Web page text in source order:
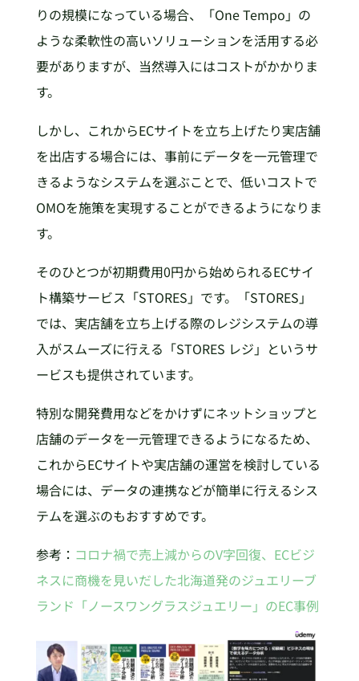
りの規模になっている場合、「One Tempo」の
ような柔軟性の高いソリューションを活用する必
要がありますが、当然導入にはコストがかかりま
す。
しかし、これからECサイトを立ち上げたり実店舗
を出店する場合には、事前にデータを一元管理で
きるようなシステムを選ぶことで、低いコストで
OMOを施策を実現することができるようになりま
す。
そのひとつが初期費用0円から始められるECサイ
ト構築サービス「STORES」です。「STORES」
では、実店舗を立ち上げる際のレジシステムの導
入がスムーズに行える「STORES レジ」というサ
ービスも提供されています。
特別な開発費用などをかけずにネットショップと
店舗のデータを一元管理できるようになるため、
これからECサイトや実店舗の運営を検討している
場合には、データの連携などが簡単に行えるシス
テムを選ぶのもおすすめです。
参考： コロナ禍で売上減からのV字回復、ECビジ
ネスに商機を見いだした北海道発のジュエリーブ
ランド「ノースワングラスジュエリー」のEC事例